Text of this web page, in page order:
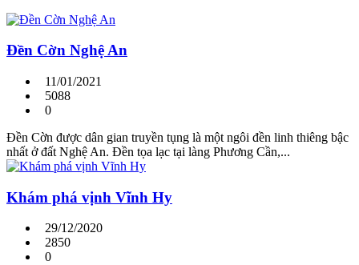
Đền Cờn Nghệ An
11/01/2021
5088
0
Đền Cờn được dân gian truyền tụng là một ngôi đền linh thiêng bậc
nhất ở đất Nghệ An. Đền tọa lạc tại làng Phương Cần,...
Khám phá vịnh Vĩnh Hy
29/12/2020
2850
0